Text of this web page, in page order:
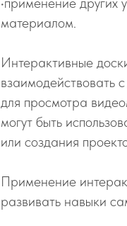
материалом.
Интерактивные
взаимодействовать
для просмотра
могут быть
или создания
Применение
развивать навыки